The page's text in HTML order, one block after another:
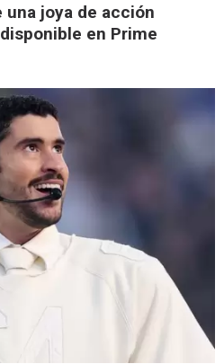
joya de acción
en Prime